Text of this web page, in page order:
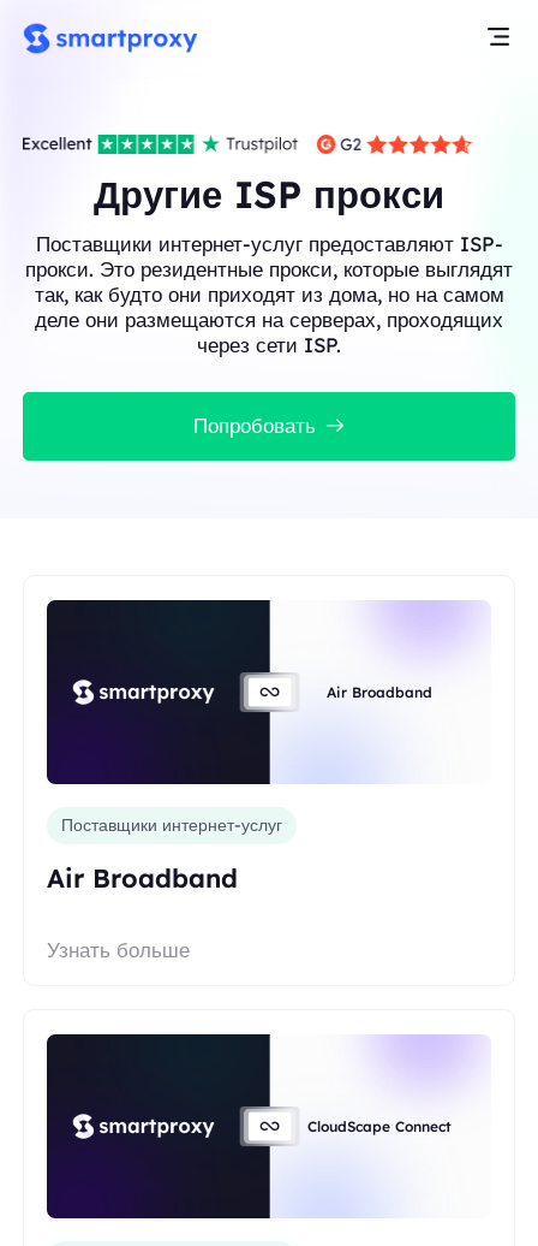
Другие ISP прокси
Поставщики интернет-услуг предоставляют ISP-
прокси. Это резидентные прокси, которые выглядят
так, как будто они приходят из дома, но на самом
деле они размещаются на серверах, проходящих
через сети ISP.
Попробовать
Air Broadband
Поставщики интернет-услуг
Air Broadband
Узнать больше
CloudScape Connect